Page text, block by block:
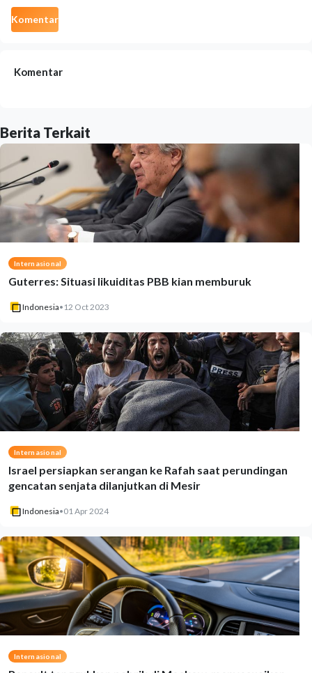
Komentar
Komentar
Berita Terkait
Internasional
Guterres: Situasi likuiditas PBB kian memburuk
Indonesia• 12 Oct 2023
Internasional
Israel persiapkan serangan ke Rafah saat perundingan
gencatan senjata dilanjutkan di Mesir
Indonesia•01 Apr 2024
Internasional